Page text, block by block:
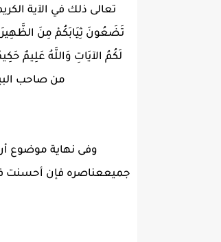
تعالى ذلك في الآية
تَضَعُونَ ثِيَابَكُمْ مِنَ
لَكُمُ الآيَاتِ وَاللَّهُ عَلِيمٌ
من صاحب
وفى نهاية موضوع
جميععناصره فإن أحسنت